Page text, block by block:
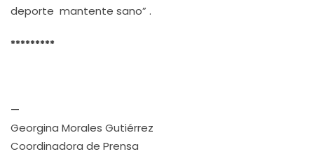
deporte mantente sano” .
*********
—
Georgina Morales Gutiérrez
Coordinadora de Prensa